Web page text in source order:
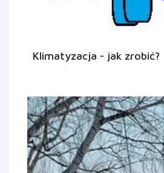
Klimatyzacja - jak zrobić?